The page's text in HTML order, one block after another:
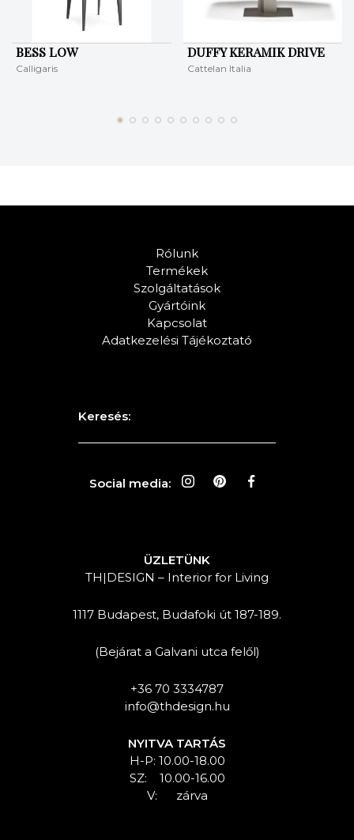
BESS LOW
Calligaris
DUFFY KERAMIK DRIVE
Cattelan Italia
Rólunk
Termékek
Szolgáltatások
Gyártóink
Kapcsolat
Adatkezelési Tájékoztató
Keresés:
Social media:
ÜZLETÜNK
TH|DESIGN – Interior for Living
1117 Budapest, Budafoki út 187-189.
(Bejárat a Galvani utca felől)
+36 70 3334787
info@thdesign.hu
NYITVA TARTÁS
H-P: 10.00-18.00
SZ: 10.00-16.00
V: zárva